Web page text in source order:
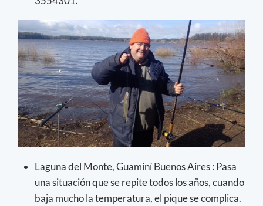
Laguna del Monte, Guaminí Buenos Aires : Pasa
una situación que se repite todos los años, cuando
baja mucho la temperatura, el pique se complica.